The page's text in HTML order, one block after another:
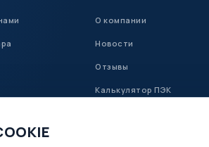
О компании
Новости
Отзывы
Калькулятор ПЭК